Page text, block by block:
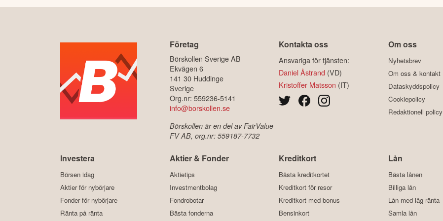
Företag
Börskollen Sverige AB
Ekvägen 6
141 30 Huddinge
Sverige
Org.nr: 559236-5141
info@borskollen.se
Börskollen är en del av FairValue
FV AB, org.nr: 559187-7732
Kontakta oss
Ansvariga för tjänsten:
Daniel Åstrand (VD)
Kristoffer Matsson (IT)
Om oss
Nyhetsbrev
Om oss & kontakt
Dataskyddspolicy
Cookiepolicy
Redaktionell policy
Investera
Börsen idag
Aktier för nybörjare
Fonder för nybörjare
Ränta på ränta
Aktier & Fonder
Aktietips
Investmentbolag
Fondrobotar
Bästa fonderna
Kreditkort
Bästa kreditkortet
Kreditkort för resor
Kreditkort med bonus
Bensinkort
Lån
Bästa lånen
Billiga lån
Lån med låg ränta
Samla lån